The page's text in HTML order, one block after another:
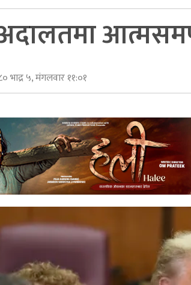
भाद्र ५, मंगलवार ११:०१